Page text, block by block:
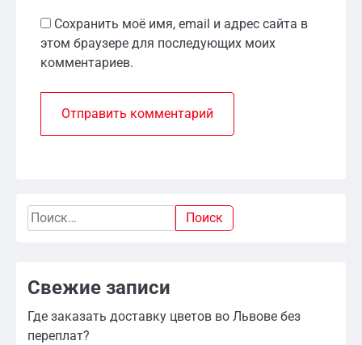
Сохранить моё имя, email и адрес сайта в
этом браузере для последующих моих
комментариев.
Найти:
Свежие записи
Где заказать доставку цветов во Львове без
переплат?